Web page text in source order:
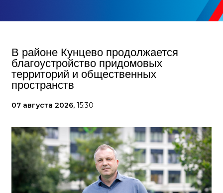
В районе Кунцево продолжается
благоустройство придомовых
территорий и общественных
пространств
07 августа 2026, 15:30